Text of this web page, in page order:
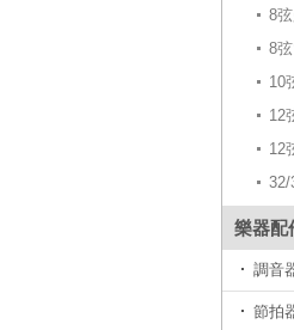
8
8
10
12
12
32/
樂器配
調音
節拍